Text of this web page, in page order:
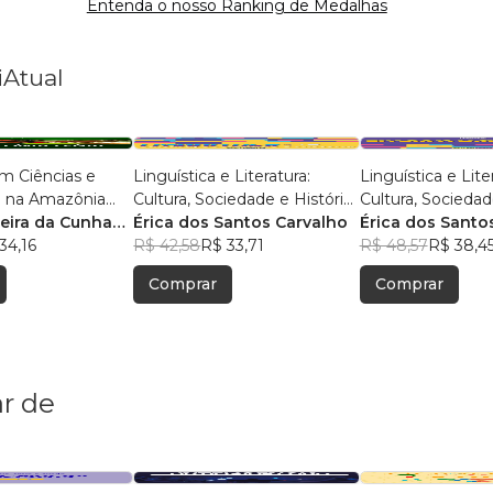
Entenda o nosso Ranking de Medalhas
Ciências e
Amazônia
e Práticas
da Cunha
Linguística e Literatura:
Cultura, Sociedade e História
- Volume 2
Érica dos Santos Carvalho
R$ 42,58R$ 33,71
Comprar
Linguística e
Cultura,
Érica dos
R$ 48,57R$
Comprar
de